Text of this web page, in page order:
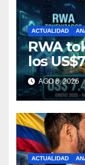
ACTUALIDAD
RWA
los
AGO 8, 2026
ACTUALIDAD